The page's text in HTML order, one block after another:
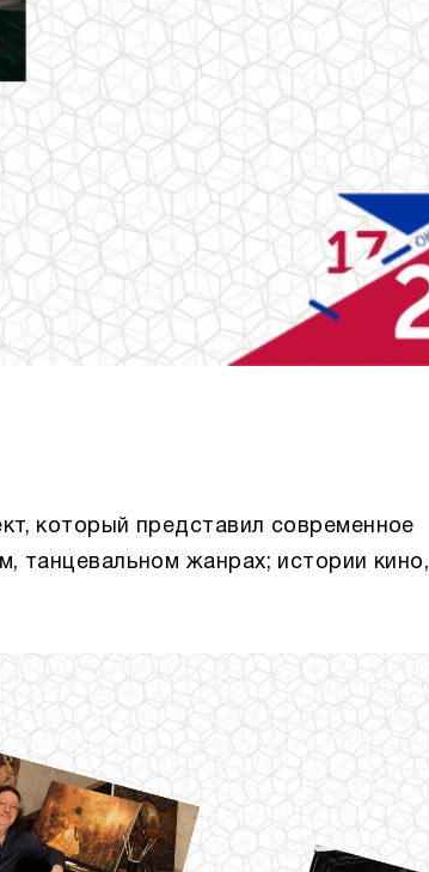
который представил современное
танцевальном жанрах; истории кино,